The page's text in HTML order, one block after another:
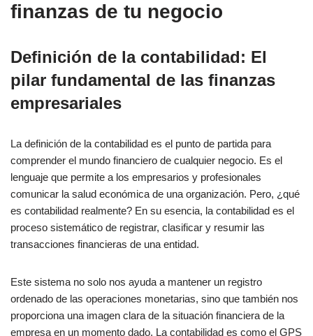
finanzas de tu negocio
Definición de la contabilidad: El
pilar fundamental de las finanzas
empresariales
La definición de la contabilidad es el punto de partida para
comprender el mundo financiero de cualquier negocio. Es el
lenguaje que permite a los empresarios y profesionales
comunicar la salud económica de una organización. Pero, ¿qué
es contabilidad realmente? En su esencia, la contabilidad es el
proceso sistemático de registrar, clasificar y resumir las
transacciones financieras de una entidad.
Este sistema no solo nos ayuda a mantener un registro
ordenado de las operaciones monetarias, sino que también nos
proporciona una imagen clara de la situación financiera de la
empresa en un momento dado. La contabilidad es como el GPS